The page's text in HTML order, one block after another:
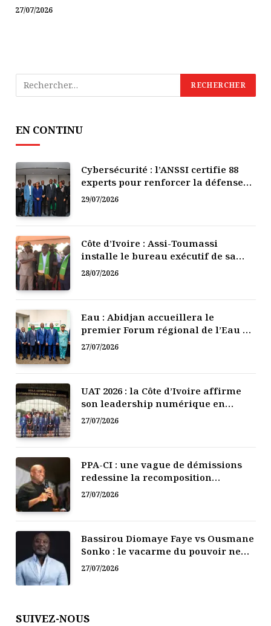
27/07/2026
EN CONTINU
Cybersécurité : l’ANSSI certifie 88
experts pour renforcer la défense
numérique de la Côte d’Ivoire
29/07/2026
Côte d’Ivoire : Assi-Toumassi
installe le bureau exécutif de sa
mutuelle de développement
28/07/2026
Eau : Abidjan accueillera le
premier Forum régional de l’Eau de
l’Afrique de l’Ouest
27/07/2026
UAT 2026 : la Côte d’Ivoire affirme
son leadership numérique en
Afrique
27/07/2026
PPA-CI : une vague de démissions
redessine la recomposition
politique
27/07/2026
Bassirou Diomaye Faye vs Ousmane
Sonko : le vacarme du pouvoir ne
doit pas faire oublier les liens de la
Fraternité
27/07/2026
SUIVEZ-NOUS